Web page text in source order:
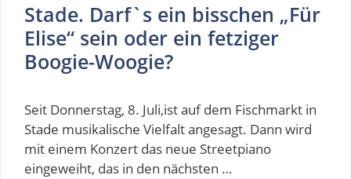
Stade. Darf`s ein bisschen „Für
Elise“ sein oder ein fetziger
Boogie-Woogie?
Seit Donnerstag, 8. Juli,ist auf dem Fischmarkt in
Stade musikalische Vielfalt angesagt. Dann wird
mit einem Konzert das neue Streetpiano
eingeweiht, das in den nächsten …